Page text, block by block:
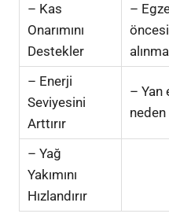
– Kas
Onarımını
Destekler
–
öncesi
– Enerji
Seviyesini
Arttırır
– Yan
– Yağ
Yakımını
Hızlandırır